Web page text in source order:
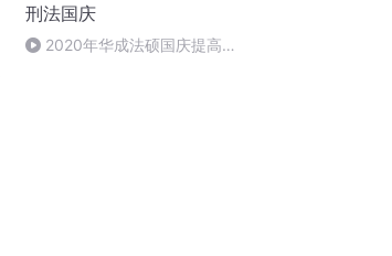
刑法国庆
2020年华成法硕国庆提高班